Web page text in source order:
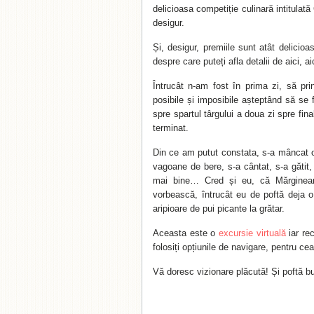
delicioasa competiție culinară
desigur.
Și, desigur, premiile sunt atât
despre care puteți afla detalii de aici,
Întrucât n-am fost în prima zi, să
posibile și imposibile așteptând să se
spre spartul târgului a doua zi spre
terminat.
Din ce am putut constata, s-a mâncat
vagoane de bere, s-a cântat, s-a
mai bine… Cred și eu, că
vorbească, întrucât eu de poftă deja
aripioare de pui picante la grătar.
Aceasta este o excursie virtualăiar
folosiți opțiunile de navigare, pentru
Vă doresc vizionare plăcută! Și poftă